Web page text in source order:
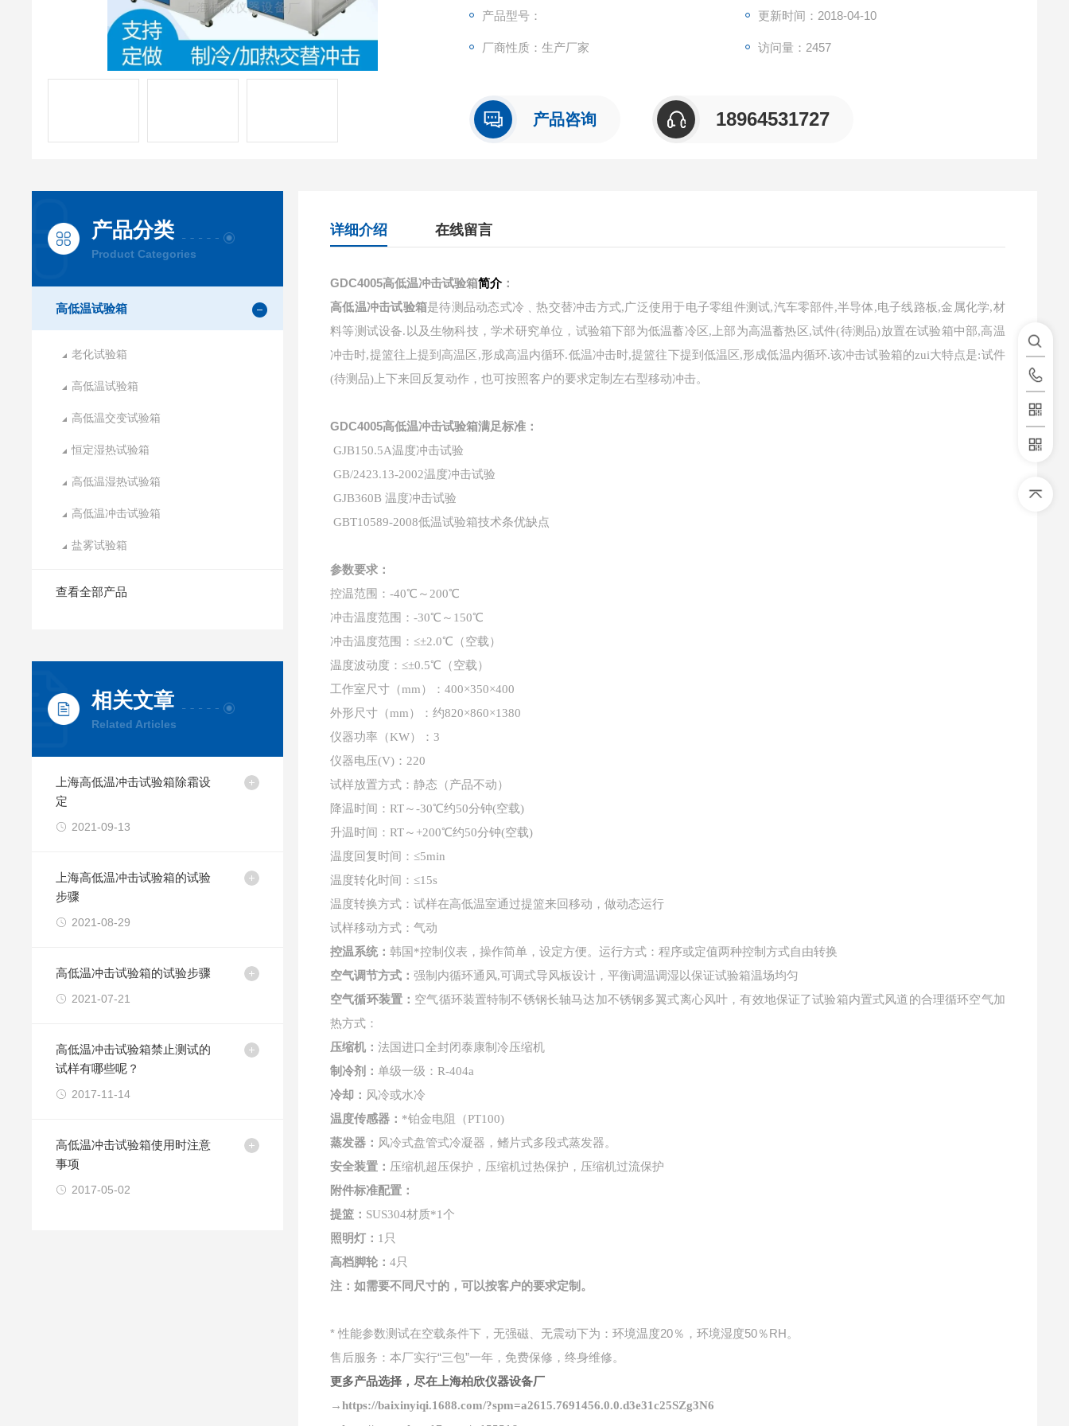
产品型号： 更新时间：2018-04-10
厂商性质：生产厂家 访问量：2457
产品咨询 18964531727
产品分类
Product Categories
高低温试验箱
老化试验箱
高低温试验箱
高低温交变试验箱
恒定湿热试验箱
高低温湿热试验箱
高低温冲击试验箱
盐雾试验箱
查看全部产品
相关文章
Related Articles
上海高低温冲击试验箱除霜设
定
2021-09-13
上海高低温冲击试验箱的试验
步骤
2021-08-29
高低温冲击试验箱的试验步骤
2021-07-21
高低温冲击试验箱禁止测试的
试样有哪些呢？
2017-11-14
高低温冲击试验箱使用时注意
事项
2017-05-02
详细介绍 在线留言
GDC4005高低温冲击试验箱简介：
高低温冲击试验箱是待测品动态式冷﹑热交替冲击方式,广泛使用于电子零组件测试,汽车零部件,半导体,电子线路板,金属化学,材
料等测试设备. 以及生物科技，学术研究单位， 试验箱下部为低温蓄冷区,上部为高温蓄热区,试件(待测品)放置在试验箱中部,高温
冲击时,提篮往上提到高温区,形成高温内循环.低温冲击时,提篮往下提到低温区,形成低温内循环.该冲击试验箱的zui大特点是:试件
(待测品)上下来回反复动作 ，也可按照客户的要求定制左右型移动冲击。
GDC4005高低温冲击试验箱满足标准：
GJB150.5A温度冲击试验
GB/2423.13-2002温度冲击试验
GJB360B 温度冲击试验
GBT10589-2008低温试验箱技术条优缺点
参数要求：
控温范围：-40℃～200℃
冲击温度范围
：-30℃～ 150℃
冲击温度范围
： ≤±2.0℃（空载）
温度波动度 ： ≤±0.5℃（空载）
工作室尺寸（mm）：400×350×400
外形尺寸（mm）：约820×860×1380
仪器功率（KW）：3
仪器电压(V)：220
试样放置方式 ：静态（产品不动）
降温时间 ：RT～-30℃约50分钟(空载)
升温时间：RT～+200℃约50分钟(空载)
温度回复时间 ： ≤5min
温度转化时间 ： ≤15s
温度转换方式 ：试样在高低温室通过提篮来回移动，做动态运行
试样移动方式 ：气动
控温系统：韩国*控制仪表，操作简单，设定方便。运行方式 ：程序或定值两种控制方式自由转换
空气调节方式 ：强制内循环通风,可调式导风板设计，平衡调温调湿以保证试验箱温场均匀
空气循环装置 ： 空气循环装置特制不锈钢长轴马达加不锈钢多翼式离心风叶，有效地保证了试验箱内置式风道的合理循环空气加
热方式 ：
压缩机 ：法国进口全封闭泰康制冷压缩机
制冷剂 ：单级一级：R-404a
冷却 ： 风冷或水冷
温度传感器 ： *铂金电阻（PT100)
蒸发器 ： 风冷式盘管式冷凝器，鳍片式多段式蒸发器。
安全装置 ： 压缩机超压保护 ， 压缩机过热保护 ， 压缩机过流保护
附件标准配置 ：
提篮 ： SUS304材质*1个
照明灯 ： 1只
高档脚轮 ：4只
注：如需要不同尺寸的，可以按客户的要求定制。
*性能参数测试在空载条件下，无强磁、无震动下为：环境温度20％，环境湿度50％RH。
售后服务：本厂实行“三包”一年，免费保修，终身维修。
更多产品选择，尽在上海柏欣仪器设备厂
→https://baixinyiqi.1688.com/?spm=a2615.7691456.0.0.d3e31c25SZg3N6